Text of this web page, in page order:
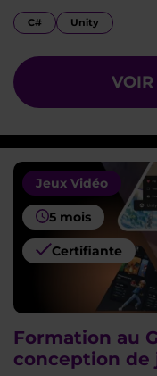
C# Unity
Jeux Vidéo
5 mois
Certifiante
Formation au
conception de